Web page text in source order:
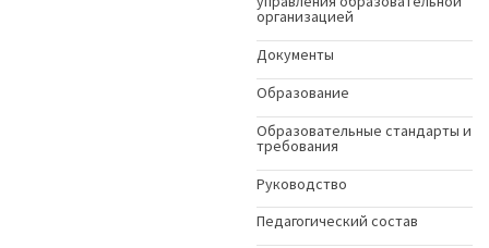
организацией
Документы
Образование
Образовательные стандарты и
требования
Руководство
Педагогический состав